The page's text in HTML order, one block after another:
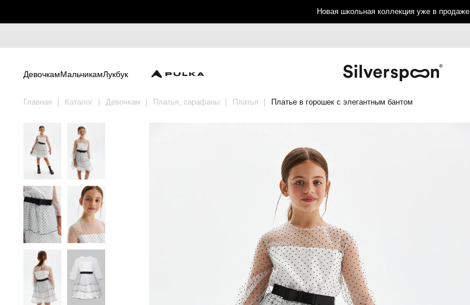
Новая школьная коллекция уже в продаже
ДевочкамМальчикамЛукбук
Главная Каталог Девочкам Платья, сарафаны Платья Платье в горошек с элегантным бантом